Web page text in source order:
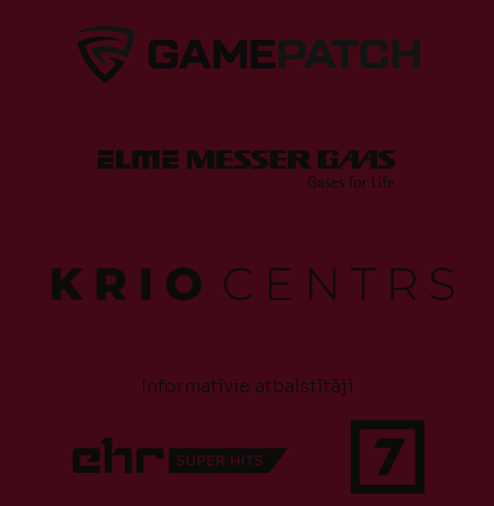
Informatīvie atbalstītāji